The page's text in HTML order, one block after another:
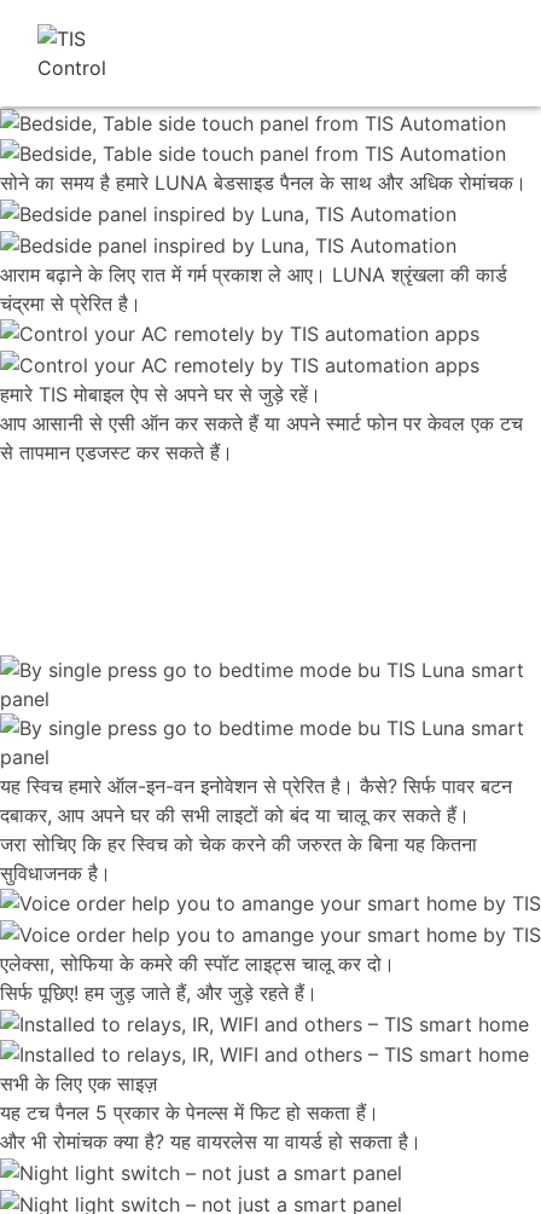
सोने का समय है हमारे LUNA बेडसाइड पैनल के साथ और अधिक रोमांचक।
आराम बढ़ाने के लिए रात में गर्म प्रकाश ले आए। LUNA श्रृंखला की कार्ड
चंद्रमा से प्रेरित है।
हमारे TIS मोबाइल ऐप से अपने घर से जुड़े रहें।
आप आसानी से एसी ऑन कर सकते हैं या अपने स्मार्ट फोन पर केवल एक टच
से तापमान एडजस्ट कर सकते हैं।
यह स्विच हमारे ऑल-इन-वन इनोवेशन से प्रेरित है। कैसे? सिर्फ पावर बटन
दबाकर, आप अपने घर की सभी लाइटों को बंद या चालू कर सकते हैं।
जरा सोचिए कि हर स्विच को चेक करने की जरुरत के बिना यह कितना
सुविधाजनक है।
एलेक्सा, सोफिया के कमरे की स्पॉट लाइट्स चालू कर दो।
सिर्फ पूछिए! हम जुड़ जाते हैं, और जुड़े रहते हैं।
सभी के लिए एक साइज़
यह टच पैनल 5 प्रकार के पेनल्स में फिट हो सकता हैं।
और भी रोमांचक क्या है? यह वायरलेस या वायर्ड हो सकता है।